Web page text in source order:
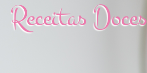
Receitas Doces